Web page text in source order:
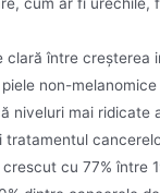
clară între creșterea
non-
niveluri mai ridicate
tratamentul
cu 77% între